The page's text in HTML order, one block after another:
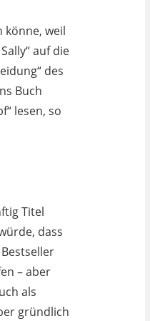
könne, weil
auf die
des
Buch
lesen, so
Titel
dass
– aber
als
gründlich